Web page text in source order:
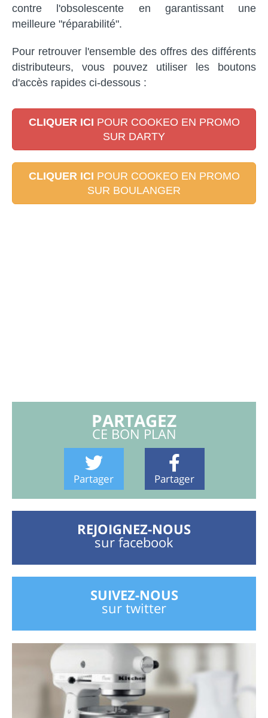
contre l'obsolescente en garantissant une
meilleure "réparabilité".
Pour retrouver l'ensemble des offres des différents
distributeurs, vous pouvez utiliser les boutons
d'accès rapides ci-dessous :
CLIQUER ICI POUR COOKEO EN PROMO
SUR DARTY
CLIQUER ICI POUR COOKEO EN PROMO
SUR BOULANGER
PARTAGEZ
CE BON PLAN
Partager Partager
REJOIGNEZ-NOUS
sur facebook
SUIVEZ-NOUS
sur twitter